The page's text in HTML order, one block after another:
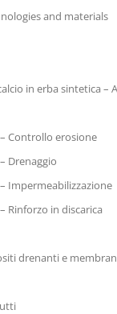
and materials
in erba sintetica –
Controllo erosione
Drenaggio
Impermeabilizzazione
Rinforzo in discarica
drenanti e